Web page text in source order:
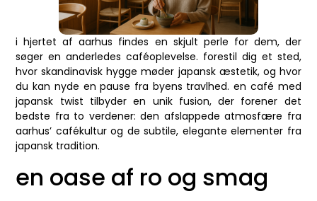
i hjertet af aarhus findes en skjult perle for dem, der
søger en anderledes caféoplevelse. forestil dig et sted,
hvor skandinavisk hygge møder japansk æstetik, og hvor
du kan nyde en pause fra byens travlhed. en café med
japansk twist tilbyder en unik fusion, der forener det
bedste fra to verdener: den afslappede atmosfære fra
aarhus’ cafékultur og de subtile, elegante elementer fra
japansk tradition.
en oase af ro og smag